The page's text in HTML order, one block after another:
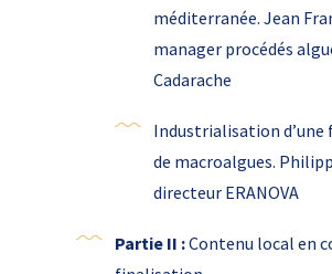
méditerranée. Jean
manager procédés
Cadarache
Industrialisation d’une
de macroalgues.
directeur ERANOVA
Partie II :Contenu local en